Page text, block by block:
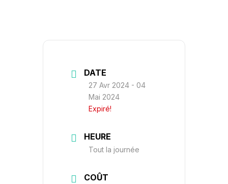
DATE
27 Avr 2024 - 04
Mai 2024
Expiré!
HEURE
Tout la journée
COÛT